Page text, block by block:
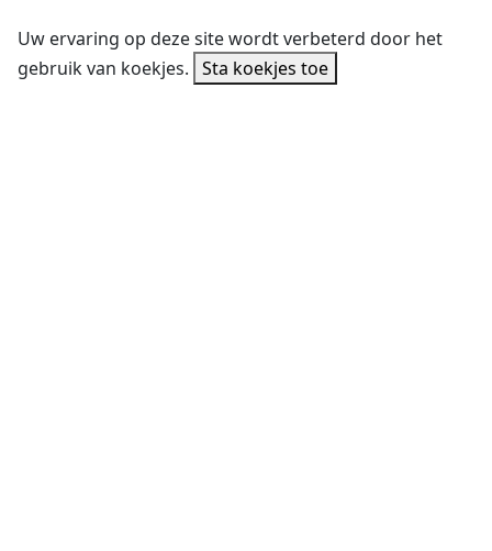
Uw ervaring op deze site wordt verbeterd door het
gebruik van koekjes. Sta koekjes toe